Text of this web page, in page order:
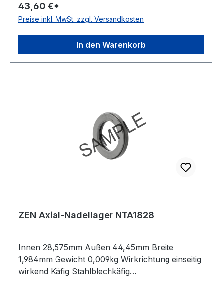
43,60 €*
Preise inkl. MwSt. zzgl. Versandkosten
In den Warenkorb
ZEN Axial-Nadellager NTA1828
Innen 28,575mm Außen 44,45mm Breite
1,984mm Gewicht 0,009kg Wirkrichtung einseitig
wirkend Käfig Stahlblechkäfig